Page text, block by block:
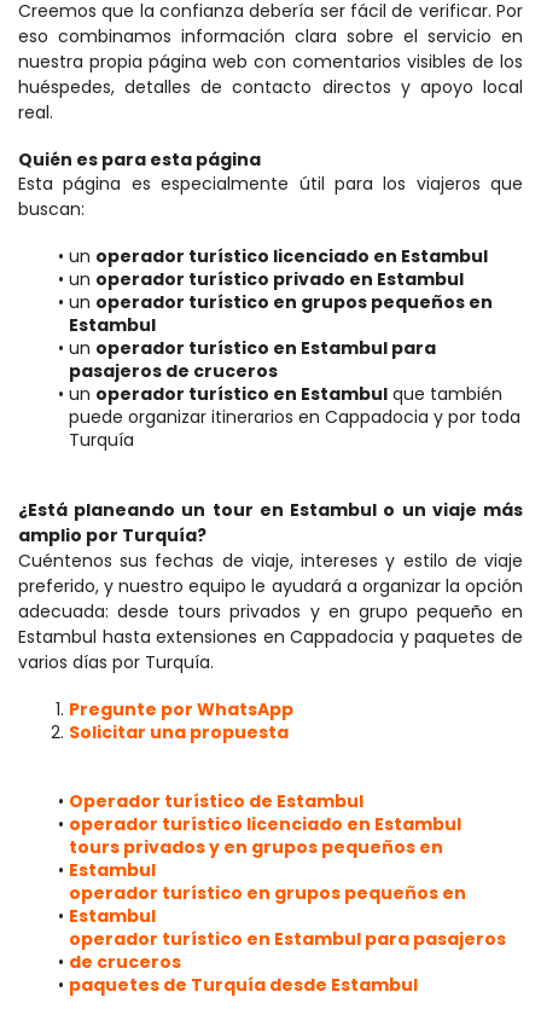
Creemos que la confianza debería ser fácil de verificar. Por
eso combinamos información clara sobre el servicio en
nuestra propia página web con comentarios visibles de los
huéspedes, detalles de contacto directos y apoyo local
real.
Quién es para esta página
Esta página es especialmente útil para los viajeros que
buscan:
un operador turístico licenciado en Estambul
un operador turístico privado en Estambul
un operador turístico en grupos pequeños en
Estambul
un operador turístico en Estambul para
pasajeros de cruceros
un operador turístico en Estambul que también
puede organizar itinerarios en Cappadocia y por toda
Turquía
¿Está planeando un tour en Estambul o un viaje más
amplio por Turquía?
Cuéntenos sus fechas de viaje, intereses y estilo de viaje
preferido, y nuestro equipo le ayudará a organizar la opción
adecuada: desde tours privados y en grupo pequeño en
Estambul hasta extensiones en Cappadocia y paquetes de
varios días por Turquía.
Pregunte por WhatsApp
Solicitar una propuesta
Operador turístico de Estambul
operador turístico licenciado en Estambul
tours privados y en grupos pequeños en
Estambul
operador turístico en grupos pequeños en
Estambul
operador turístico en Estambul para pasajeros
de cruceros
paquetes de Turquía desde Estambul